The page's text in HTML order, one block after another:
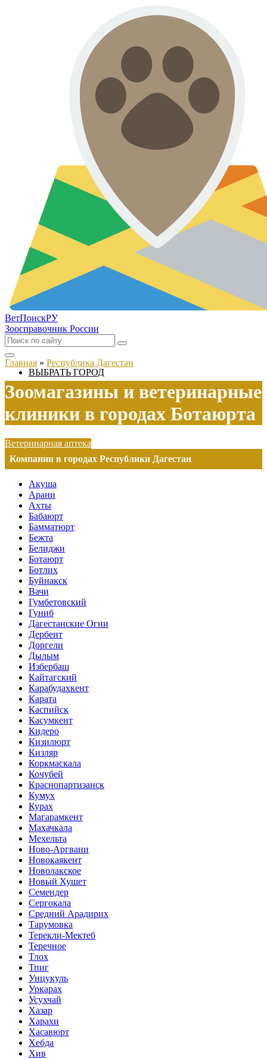
ВетПоискРУ
Зоосправочник России
ВЫБРАТЬ ГОРОД
Главная » Республика Дагестан
Зоомагазины и ветеринарные
клиники в городах Ботаюрта
Ветеринарная аптека
Компании в городах Республики Дагестан
Акуша
Арани
Ахты
Бабаюрт
Бамматюрт
Бежта
Белиджи
Ботаюрт
Ботлих
Буйнакск
Вачи
Гумбетовский
Гуниб
Дагестанские Огни
Дербент
Доргели
Дылым
Избербаш
Кайтагский
Карабудахкент
Карата
Каспийск
Касумкент
Кидеро
Кизилюрт
Кизляр
Коркмаскала
Кочубей
Краснопартизанск
Кумух
Курах
Магарамкент
Махачкала
Мехельта
Ново-Аргвани
Новокаякент
Новолакское
Новый Хушет
Семендер
Сергокала
Средний Арадирих
Тарумовка
Терекли-Мектеб
Теречное
Тлох
Тпиг
Унцукуль
Уркарах
Усухчай
Хазар
Харахи
Хасавюрт
Хебда
Хив